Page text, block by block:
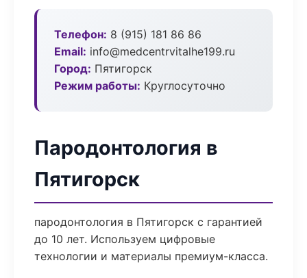
Телефон: 8 (915) 181 86 86
Email: info@medcentrvitalhe199.ru
Город: Пятигорск
Режим работы: Круглосуточно
Пародонтология в
Пятигорск
пародонтология в Пятигорск с гарантией
до 10 лет. Используем цифровые
технологии и материалы премиум-класса.